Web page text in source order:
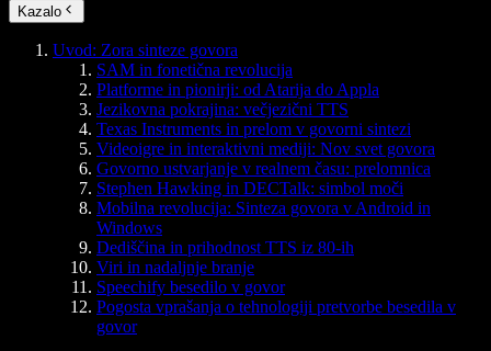
Kazalo
Uvod: Zora sinteze govora
SAM in fonetična revolucija
Platforme in pionirji: od Atarija do Appla
Jezikovna pokrajina: večjezični TTS
Texas Instruments in prelom v govorni sintezi
Videoigre in interaktivni mediji: Nov svet govora
Govorno ustvarjanje v realnem času: prelomnica
Stephen Hawking in DECTalk: simbol moči
Mobilna revolucija: Sinteza govora v Android in
Windows
Dediščina in prihodnost TTS iz 80-ih
Viri in nadaljnje branje
Speechify besedilo v govor
Pogosta vprašanja o tehnologiji pretvorbe besedila v
govor